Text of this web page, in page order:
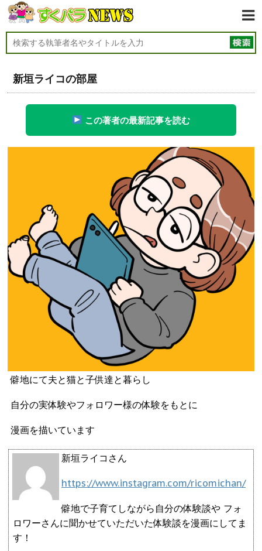
新垣ライコの部屋
この著者の最新記事を読む
僻地にて夫と猫と子供達と暮らし
自分の実体験やフォロワー様の体験をもとに
漫画を描いています
新垣ライコさん
https://www.instagram.com/ricomichan/
僻地で子育てしながら自分の体験談や フォ
ロワーさんに聞かせていただいた体験談を漫画にしてま
す！